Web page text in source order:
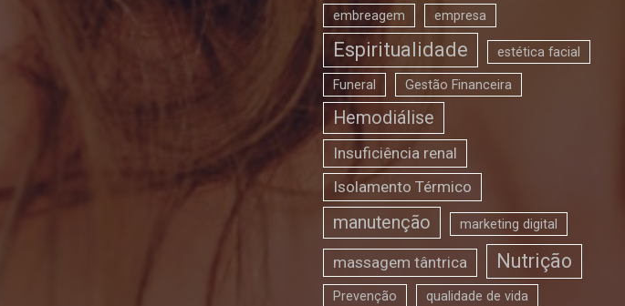
embreagem empresa
Espiritualidade estética facial
Funeral Gestão Financeira
Hemodiálise
Insuficiência renal
Isolamento Térmico
manutenção marketing digital
massagem tântrica Nutrição
Prevenção qualidade de vida